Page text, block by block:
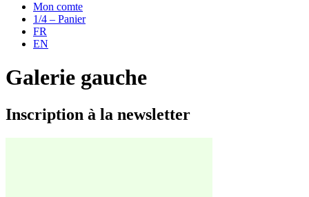
Mon comte
1/4 – Panier
FR
EN
Galerie gauche
Inscription à la newsletter